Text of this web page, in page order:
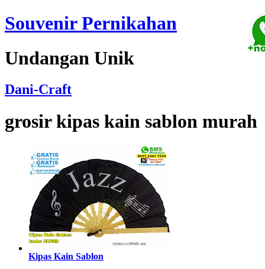
Souvenir Pernikahan
Undangan Unik
Dani-Craft
grosir kipas kain sablon murah
Kipas Kain Sablon